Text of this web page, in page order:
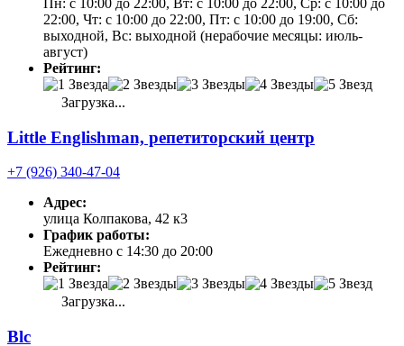
22:00, Чт: с 10:00 до 22:00, Пт: с 10:00 до 19:00, Сб:
выходной, Вс: выходной (нерабочие месяцы: июль-
август)
Рейтинг:
Загрузка...
Little Englishman, репетиторский центр
+7 (926) 340-47-04
Адрес:
улица Колпакова, 42 к3
График работы:
Ежедневно с 14:30 до 20:00
Рейтинг:
Загрузка...
Blc